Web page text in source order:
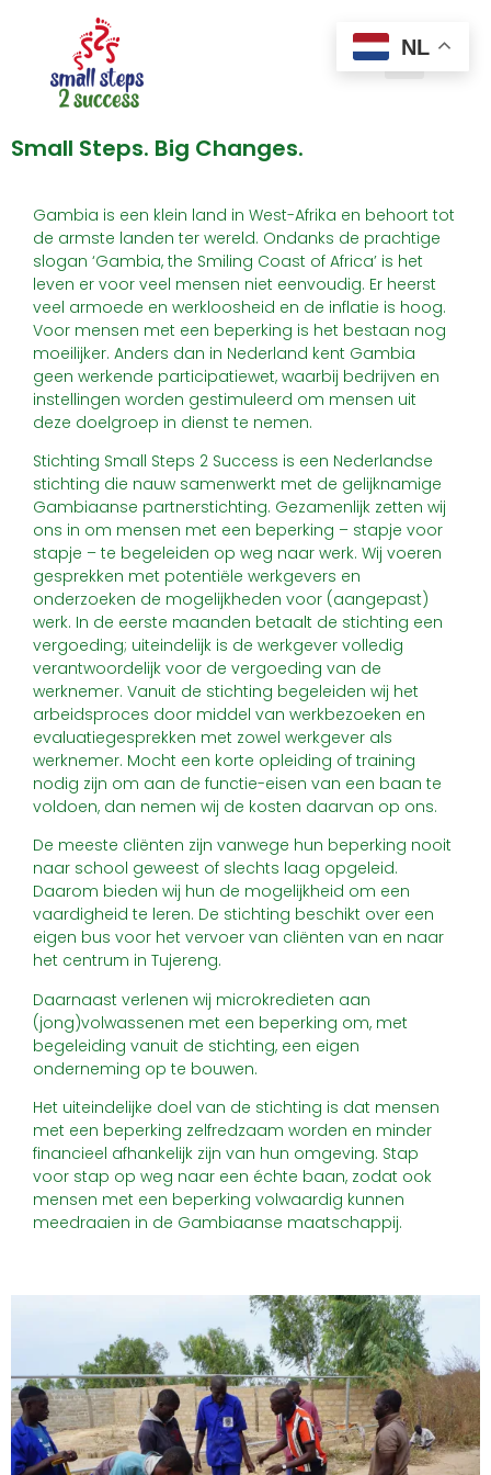
Small Steps. Big Changes.
Gambia is een klein land in West-Afrika en behoort tot
de armste landen ter wereld. Ondanks de prachtige
slogan ‘Gambia, the Smiling Coast of Africa’ is het
leven er voor veel mensen niet eenvoudig. Er heerst
veel armoede en werkloosheid en de inflatie is hoog.
Voor mensen met een beperking is het bestaan nog
moeilijker. Anders dan in Nederland kent Gambia
geen werkende participatiewet, waarbij bedrijven en
instellingen worden gestimuleerd om mensen uit
deze doelgroep in dienst te nemen.
Stichting Small Steps 2 Success is een Nederlandse
stichting die nauw samenwerkt met de gelijknamige
Gambiaanse partnerstichting. Gezamenlijk zetten wij
ons in om mensen met een beperking – stapje voor
stapje – te begeleiden op weg naar werk. Wij voeren
gesprekken met potentiële werkgevers en
onderzoeken de mogelijkheden voor (aangepast)
werk. In de eerste maanden betaalt de stichting een
vergoeding; uiteindelijk is de werkgever volledig
verantwoordelijk voor de vergoeding van de
werknemer. Vanuit de stichting begeleiden wij het
arbeidsproces door middel van werkbezoeken en
evaluatiegesprekken met zowel werkgever als
werknemer. Mocht een korte opleiding of training
nodig zijn om aan de functie-eisen van een baan te
voldoen, dan nemen wij de kosten daarvan op ons.
De meeste cliënten zijn vanwege hun beperking nooit
naar school geweest of slechts laag opgeleid.
Daarom bieden wij hun de mogelijkheid om een
vaardigheid te leren. De stichting beschikt over een
eigen bus voor het vervoer van cliënten van en naar
het centrum in Tujereng.
Daarnaast verlenen wij microkredieten aan
(jong)volwassenen met een beperking om, met
begeleiding vanuit de stichting, een eigen
onderneming op te bouwen.
Het uiteindelijke doel van de stichting is dat mensen
met een beperking zelfredzaam worden en minder
financieel afhankelijk zijn van hun omgeving. Stap
voor stap op weg naar een échte baan, zodat ook
mensen met een beperking volwaardig kunnen
meedraaien in de Gambiaanse maatschappij.
NL